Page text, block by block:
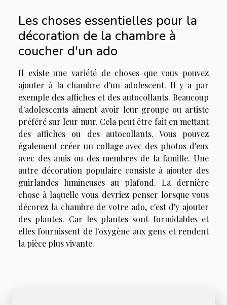
Les choses essentielles pour la
décoration de la chambre à
coucher d'un ado
Il existe une variété de choses que vous pouvez
ajouter à la chambre d'un adolescent. Il y a par
exemple des affiches et des autocollants. Beaucoup
d'adolescents aiment avoir leur groupe ou artiste
préféré sur leur mur. Cela peut être fait en mettant
des affiches ou des autocollants. Vous pouvez
également créer un collage avec des photos d'eux
avec des amis ou des membres de la famille. Une
autre décoration populaire consiste à ajouter des
guirlandes lumineuses au plafond. La dernière
chose à laquelle vous devriez penser lorsque vous
décorez la chambre de votre ado, c'est d'y ajouter
des plantes. Car les plantes sont formidables et
elles fournissent de l'oxygène aux gens et rendent
la pièce plus vivante.